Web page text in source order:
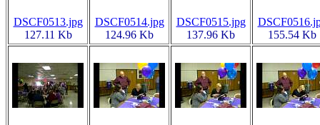
DSCF0513.jpg
127.11 Kb
DSCF0514.jpg
124.96 Kb
DSCF0515.jpg
137.96 Kb
155.54 Kb